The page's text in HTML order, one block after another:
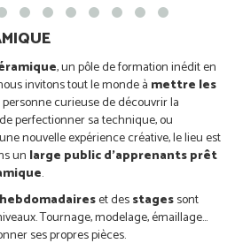
, un pôle de formation inédit en
invitons tout le monde à mettre les
personne curieuse de découvrir la
perfectionner sa technique, ou
nouvelle expérience créative, le lieu est
un large public d’apprenants prêt
.
et desstagessont
Tournage, modelage, émaillage…
ses propres pièces.